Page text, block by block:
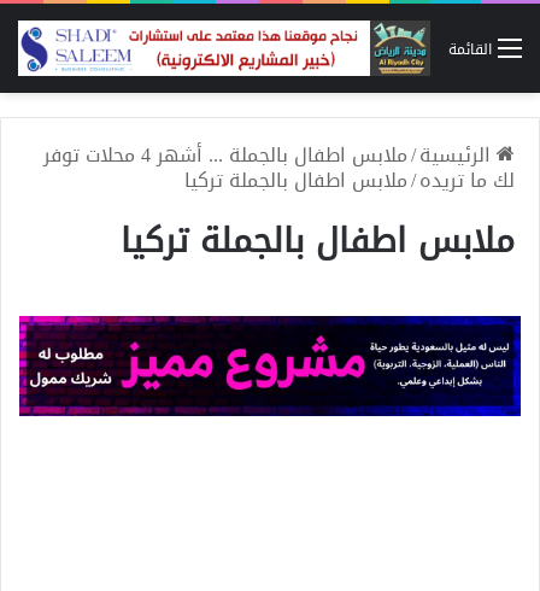
القائمة
الرئيسية/ ملابس اطفال بالجملة ... أشهر 4 محلات توفر
لك ما تريده/ملابس اطفال بالجملة تركيا
ملابس اطفال بالجملة تركيا